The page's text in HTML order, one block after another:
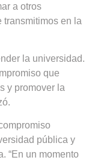
a otros
transmitimos en la
la universidad.
que
y promover la
pública y
“En un momento